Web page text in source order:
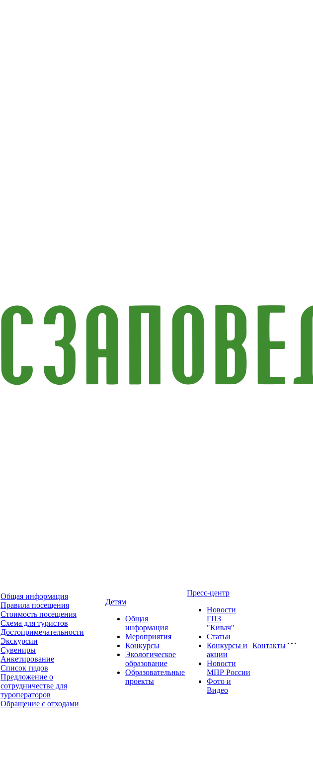
Общая информация
Правила посещения
Стоимость посещения
Схема для туристов
Достопримечательности
Экскурсии
Сувениры
Анкетирование
Список гидов
Предложение о
сотрудничестве для
туроператоров
Обращение с отходами
Детям
Общая
информация
Мероприятия
Конкурсы
Экологическое
образование
Образовательные
проекты
Пресс-центр
Новости
ГПЗ
"Кивач"
Статьи
Конкурсы и
акции
Новости
МПР России
Фото и
Видео
Контакты